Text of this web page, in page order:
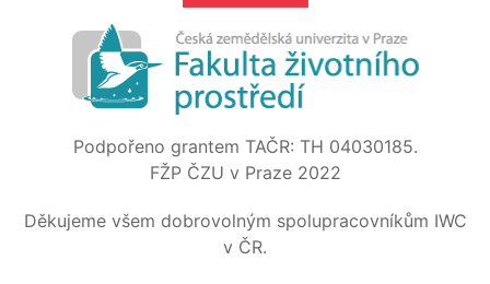
Podpořeno grantem TAČR: TH 04030185.
FŽP ČZU v Praze 2022
Děkujeme všem dobrovolným spolupracovníkům IWC
v ČR.